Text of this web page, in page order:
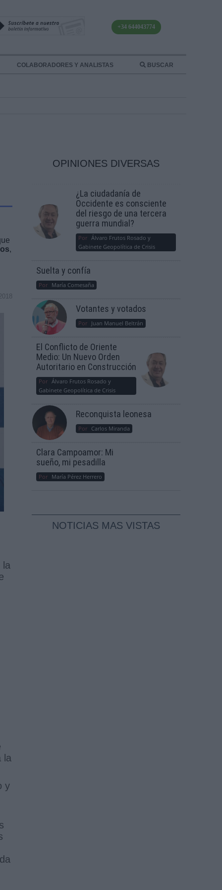
+34 644043774
COLABORADORES Y ANALISTAS BUSCAR
,
la
la
y
OPINIONES DIVERSAS
¿La ciudadanía de
Occidente es consciente
del riesgo de una tercera
guerra mundial?
Por Álvaro Frutos Rosado y
Gabinete Geopolítica de Crisis
Suelta y confía
Por María Comesaña
Votantes y votados
Por Juan Manuel Beltrán
El Conflicto de Oriente
Medio: Un Nuevo Orden
Autoritario en Construcción
Por Álvaro Frutos Rosado y
Gabinete Geopolítica de Crisis
Reconquista leonesa
Por Carlos Miranda
Clara Campoamor: Mi
sueño, mi pesadilla
Por María Pérez Herrero
NOTICIAS MAS VISTAS